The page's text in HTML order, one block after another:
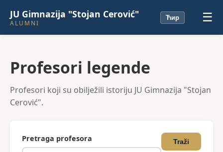
JU Gimnazija "Stojan Cerović"
ALUMNI
Ћир ☰
Profesori legende
Profesori koji su obilježili istoriju JU Gimnazija "Stojan
Cerović".
Pretraga profesora Traži